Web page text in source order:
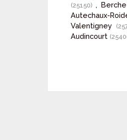
(25150), Berche
Autechaux-
Valentigney
Audincourt